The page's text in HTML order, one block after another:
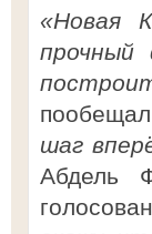
«Новая
шаг
Абдель